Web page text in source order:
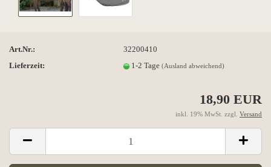
Art.Nr.:
32200410
Lieferzeit:
1-2 Tage(Ausland abweichend)
18,90 EUR
inkl. 19% MwSt. zzgl. Versand